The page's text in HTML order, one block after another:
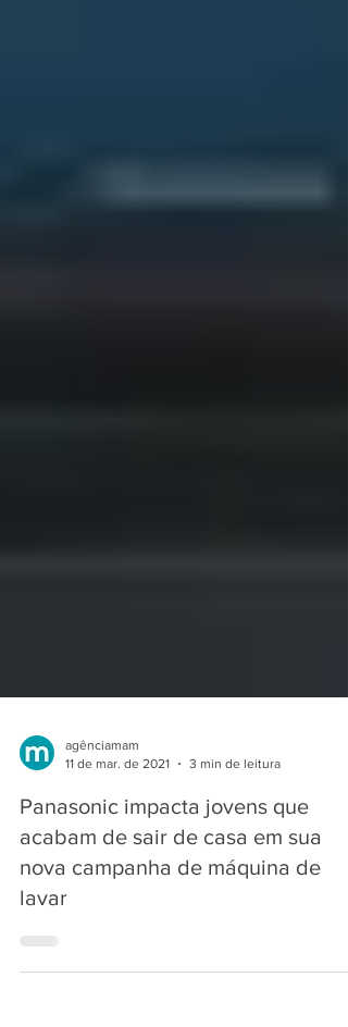
11 de mar. de 2021
3 min de leitura
Panasonic impacta jovens que
acabam de sair de casa em sua
nova campanha de máquina de
lavar